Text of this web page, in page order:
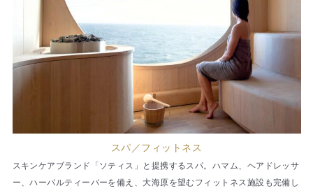
スパ／フィットネス
スキンケアブランド「ソティス」と提携するスパ。ハマム、ヘアドレッサ
ー、ハーバルティーバーを備え、大海原を望むフィットネス施設も完備し